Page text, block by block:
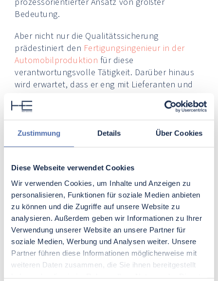
Zustimmung Details Über Cookies
Diese Webseite verwendet Cookies
Wir verwenden Cookies, um Inhalte und Anzeigen zu
personalisieren, Funktionen für soziale Medien anbieten
zu können und die Zugriffe auf unsere Website zu
analysieren. Außerdem geben wir Informationen zu Ihrer
Verwendung unserer Website an unsere Partner für
soziale Medien, Werbung und Analysen weiter. Unsere
Partner führen diese Informationen möglicherweise mit
weiteren Daten zusammen, die Sie ihnen bereitgestellt
Bedeutung.
Aber nicht nur die Qualitätssicherung
prädestiniert den Fertigungsingenieur in der
Automobilproduktion für diese
verantwortungsvolle Tätigkeit. Darüber hinaus
wird erwartet, dass er eng mit Lieferanten und
dass die gelieferten Materialien den
gewünschten Standards entsprechen. Diese
Kooperation ermöglicht es, frühzeitig auf
Schwachstellen oder potentielle Probleme zu
Abweichungen, die große Auswirkungen auf den
Produktionsprozess haben können. Daher
spielen Kommunikation und Kooperation mit
externen Partnern eine wesentliche Rolle in der
Arbeit eines Fertigungsingenieurs in der
Automobilproduktion. Durch proaktive
Partnerschaften können Probleme frühzeitig
erkannt und behoben werden, was zu einer
reibungsloseren und effizienteren Produktion